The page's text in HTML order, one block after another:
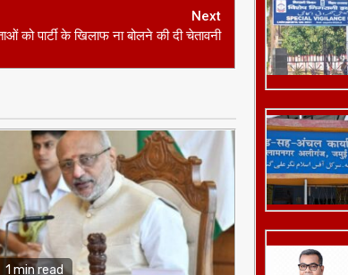
1 min read
देश बिहार